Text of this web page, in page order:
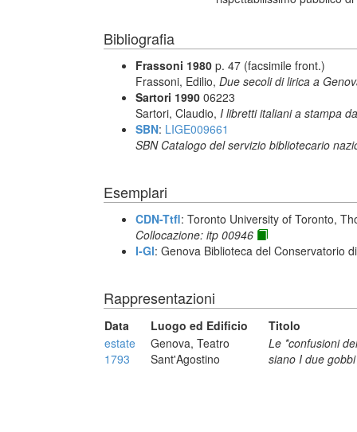
Bibliografia
Frassoni 1980 p. 47 (facsimile front.)
Frassoni, Edilio, Due secoli di lirica a
Sartori 1990 06223
Sartori, Claudio, I libretti italiani a stampa
SBN: LIGE009661
SBN Catalogo del servizio bibliotecario
Esemplari
CDN-Ttfl: Toronto University of Toronto,
Collocazione: itp 00946
I-Gl: Genova Biblioteca del Conservatorio
Rappresentazioni
Data Luogo ed Edificio
Titolo
estate
1793
Genova, Teatro
Sant'Agostino
Le *confusioni
siano I due gobbi